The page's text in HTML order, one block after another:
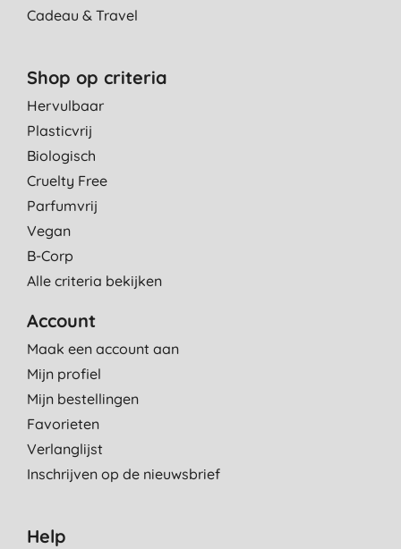
Cadeau & Travel
Shop op criteria
Hervulbaar
Plasticvrij
Biologisch
Cruelty Free
Parfumvrij
Vegan
B-Corp
Alle criteria bekijken
Account
Maak een account aan
Mijn profiel
Mijn bestellingen
Favorieten
Verlanglijst
Inschrijven op de nieuwsbrief
Help